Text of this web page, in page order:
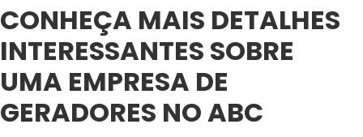
CONHEÇA MAIS DETALHES
INTERESSANTES SOBRE
UMA EMPRESA DE
GERADORES NO ABC